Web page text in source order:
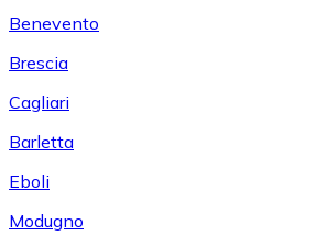
Benevento
Brescia
Cagliari
Barletta
Eboli
Modugno